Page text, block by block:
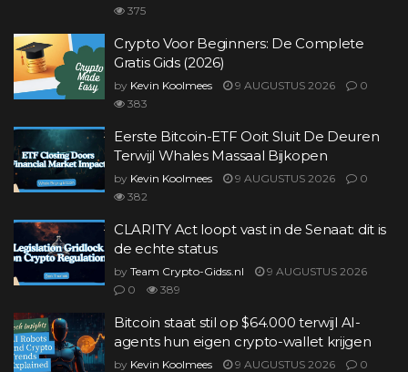
375
Crypto Voor Beginners: De Complete
Gratis Gids (2026)
by Kevin Koolmees 9 AUGUSTUS 2026
0
383
Eerste Bitcoin-ETF Ooit Sluit De Deuren
Terwijl Whales Massaal Bijkopen
by Kevin Koolmees 9 AUGUSTUS 2026
0
382
CLARITY Act loopt vast in de Senaat: dit is
de echte status
by Team Crypto-Gidss.nl
9 AUGUSTUS 2026
0
389
Bitcoin staat stil op $64.000 terwijl AI-
agents hun eigen crypto-wallet krijgen
by Kevin Koolmees 9 AUGUSTUS 2026
0